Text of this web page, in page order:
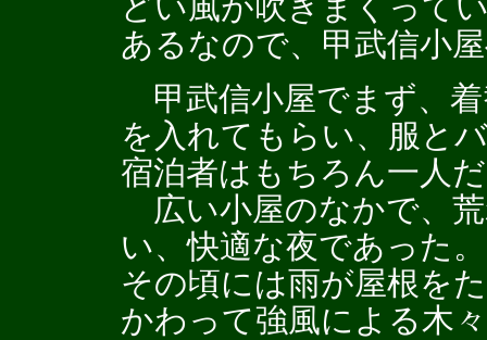
どい風が吹きまくって
あるなので、甲武信小
甲武信小屋でまず、
を入れてもらい、服と
宿泊者はもちろん一人
広い小屋のなかで、
い、快適な夜であった
その頃には雨が屋根を
かわって強風による木